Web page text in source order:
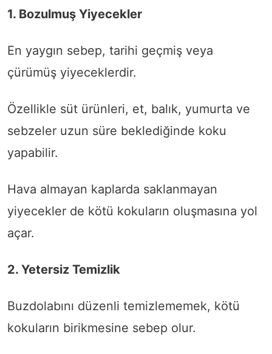
1. Bozulmuş Yiyecekler
En yaygın sebep, tarihi geçmiş veya
çürümüş yiyeceklerdir.
Özellikle süt ürünleri, et, balık, yumurta ve
sebzeler uzun süre beklediğinde koku
yapabilir.
Hava almayan kaplarda saklanmayan
yiyecekler de kötü kokuların oluşmasına yol
açar.
2. Yetersiz Temizlik
Buzdolabını düzenli temizlememek, kötü
kokuların birikmesine sebep olur.